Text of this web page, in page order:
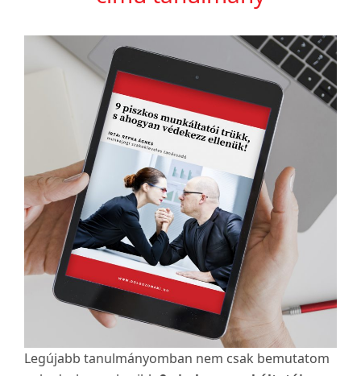
Legújabb tanulmányomban nem csak bemutatom